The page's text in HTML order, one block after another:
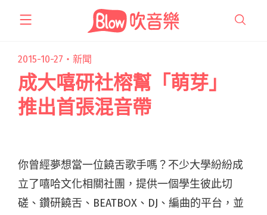
2015-10-27・ 新聞
成大嘻研社榕幫「萌芽」
推出首張混音帶
你曾經夢想當一位饒舌歌手嗎？不少大學紛紛成
立了嘻哈文化相關社團，提供一個學生彼此切
磋、鑽研饒舌、BEATBOX、DJ、編曲的平台，並